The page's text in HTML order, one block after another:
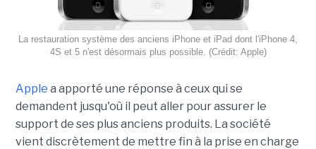
La restauration système des anciens iPhone et iPad dont l'iPhone 4,
4S et 5 n'est désormais plus possible. (Crédit: Apple)
Apple a apporté une réponse à ceux qui se
demandent jusqu'où il peut aller pour assurer le
support de ses plus anciens produits. La société
vient discrètement de mettre fin à la prise en charge